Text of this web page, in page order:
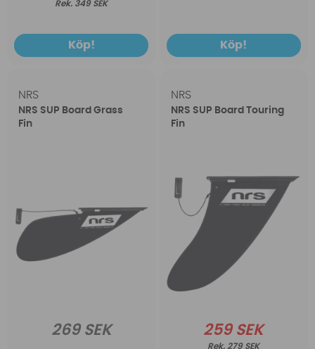
349 SEK
Köp! Köp!
NRS
NRS SUP Board Grass
Fin
269 SEK
NRS
NRS SUP Board Touring
Fin
259 SEK
279 SEK